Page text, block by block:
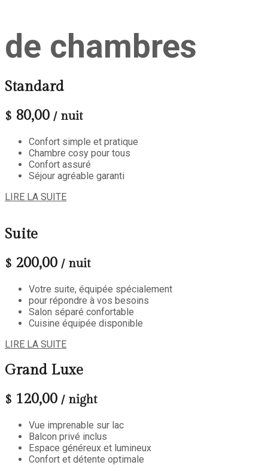
de chambres
Standard
$ 80,00 / nuit
Confort simple et pratique
Chambre cosy pour tous
Confort assuré
Séjour agréable garanti
LIRE LA SUITE
Suite
$ 200,00 / nuit
Votre suite, équipée spécialement
pour répondre à vos besoins
Salon séparé confortable
Cuisine équipée disponible
LIRE LA SUITE
Grand Luxe
$ 120,00 / night
Vue imprenable sur lac
Balcon privé inclus
Espace généreux et lumineux
Confort et détente optimale